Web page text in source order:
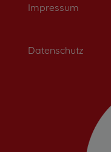
Impressum
Datenschutz